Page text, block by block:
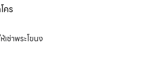
คร
เช่าพระโขนง